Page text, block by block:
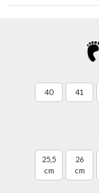
40 41
25,5
cm
26
cm